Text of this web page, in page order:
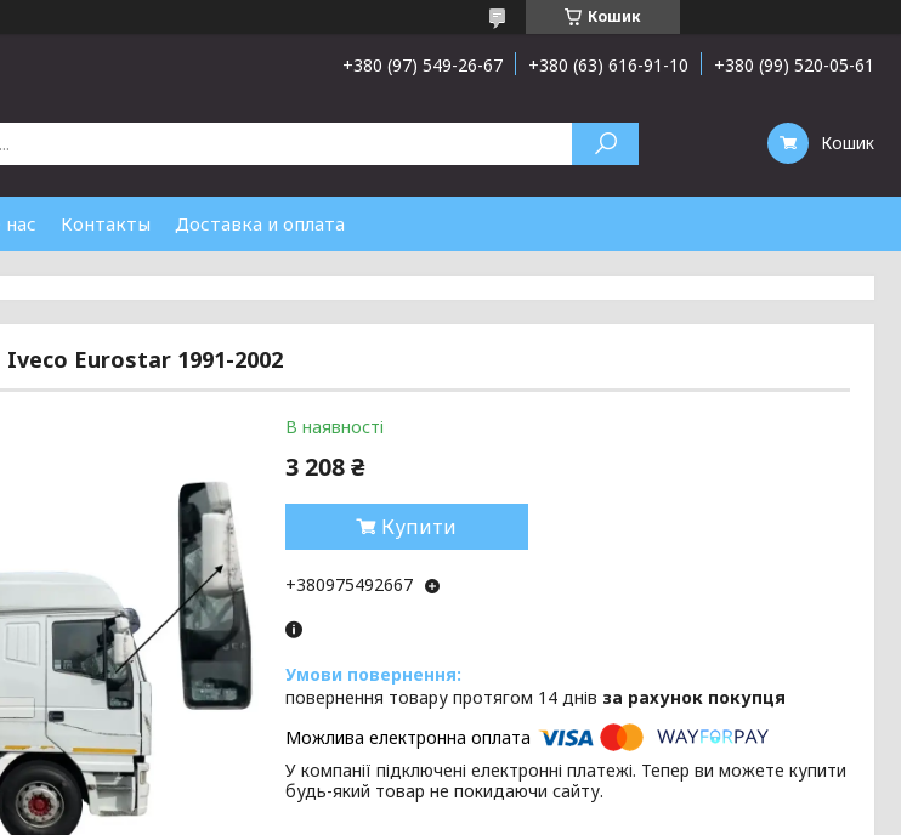
Кошик
+380 (97) 549-26-67 +380 (63) 616-91-10 +380 (99) 520-05-61
Кошик
Контакты Доставка и оплата
Eurostar 1991-2002
В наявності
3 208 ₴
Купити
+380975492667
повернення товару протягом 14 днів за рахунок покупця
У компанії підключені електронні платежі. Тепер ви можете купити
будь-який товар не покидаючи сайту.